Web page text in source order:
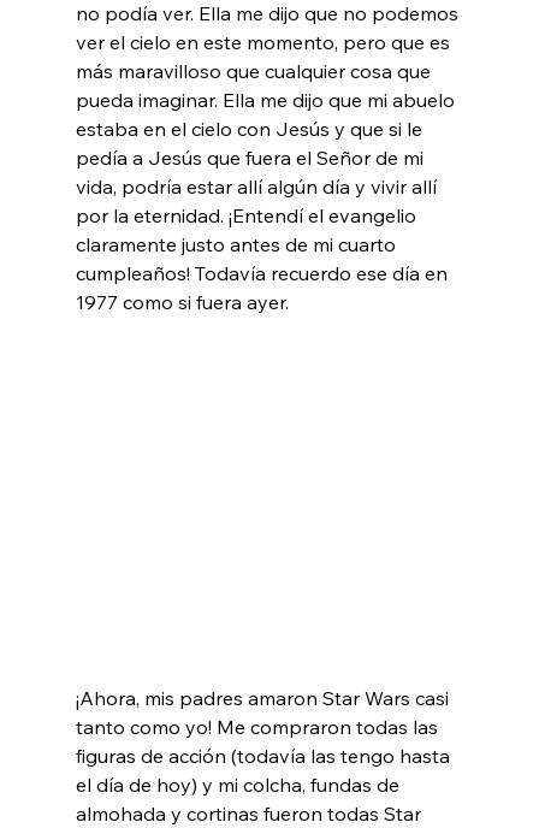
no podía ver. Ella me dijo que no podemos
ver el cielo en este momento, pero que es
más maravilloso que cualquier cosa que
pueda imaginar. Ella me dijo que mi abuelo
estaba en el cielo con Jesús y que si le
pedía a Jesús que fuera el Señor de mi
vida, podría estar allí algún día y vivir allí
por la eternidad. ¡Entendí el evangelio
claramente justo antes de mi cuarto
cumpleaños! Todavía recuerdo ese día en
1977 como si fuera ayer.
¡Ahora, mis padres amaron Star Wars casi
tanto como yo! Me compraron todas las
figuras de acción (todavía las tengo hasta
el día de hoy) y mi colcha, fundas de
almohada y cortinas fueron todas Star